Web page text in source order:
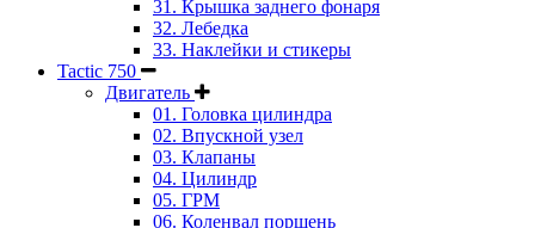
31. Крышка заднего фонаря
32. Лебедка
33. Наклейки и стикеры
Tactic 750
Двигатель
01. Головка цилиндра
02. Впускной узел
03. Клапаны
04. Цилиндр
05. ГРМ
06. Коленвал поршень